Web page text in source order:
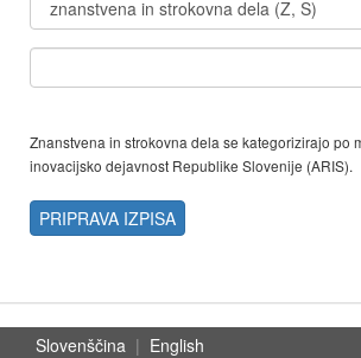
Znanstvena in strokovna dela se kategorizirajo
inovacijsko dejavnost Republike Slovenije (ARIS).
PRIPRAVA IZPISA
Slovenščina | English